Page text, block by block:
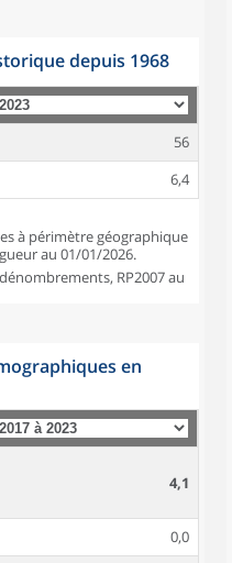
depuis 1968
56
6,4
à périmètre géographique
au 01/01/2026.
RP2007 au
en
4,1
0,0